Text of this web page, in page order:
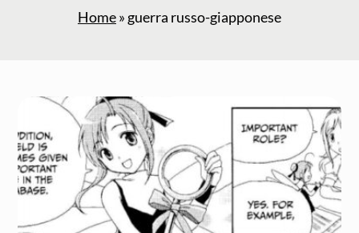
Home» guerra russo-giapponese